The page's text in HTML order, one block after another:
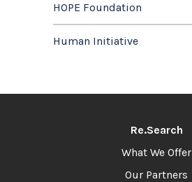
HOPE Foundation
Human Initiative
Re.Search
What We Offer
Our Partners